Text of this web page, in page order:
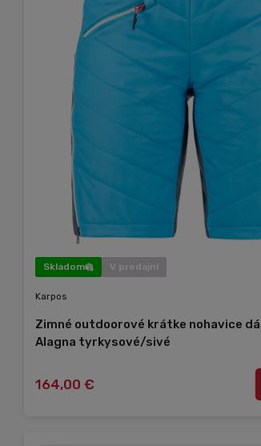
Skladom V predajni
Karpos
Zimné outdoorové krátke nohavice
Alagna tyrkysové/sivé
164,00 €